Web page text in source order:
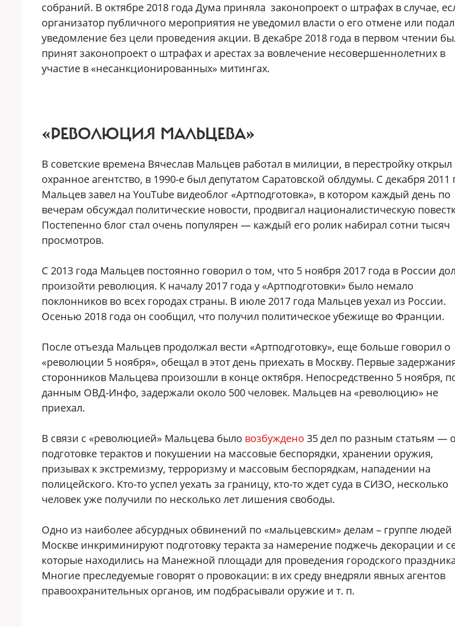
собраний. В октябре 2018 года Дума приняла законопроект о штрафах в случае,
организатор публичного мероприятия не уведомил власти о его отмене или подал
уведомление без цели проведения акции. В декабре 2018 года в первом чтении
принят законопроект о штрафах и арестах за вовлечение несовершеннолетних в
участие в «несанкционированных» митингах.
«РЕВОЛЮЦИЯ МАЛЬЦЕВА»
В советские времена Вячеслав Мальцев работал в милиции, в перестройку открыл
охранное агентство, в 1990-е был депутатом Саратовской облдумы. С декабря 2011
Мальцев завел на YouTube видеоблог «Артподготовка», в котором каждый день по
вечерам обсуждал политические новости, продвигал националистическую
Постепенно блог стал очень популярен — каждый его ролик набирал сотни тысяч
просмотров.
С 2013 года Мальцев постоянно говорил о том, что 5 ноября 2017 года в России
произойти революция. К началу 2017 года у «Артподготовки» было немало
поклонников во всех городах страны. В июле 2017 года Мальцев уехал из России.
Осенью 2018 года он сообщил, что получил политическое убежище во Франции.
После отъезда Мальцев продолжал вести «Артподготовку», еще больше говорил о
«революции 5 ноября», обещал в этот день приехать в Москву. Первые
сторонников Мальцева произошли в конце октября. Непосредственно 5 ноября,
данным ОВД-Инфо, задержали около 500 человек. Мальцев на «революцию» не
приехал.
В связи с «революцией» Мальцева было возбуждено 35 дел по разным статьям — о
подготовке терактов и покушении на массовые беспорядки, хранении оружия,
призывах к экстремизму, терроризму и массовым беспорядкам, нападении на
полицейского. Кто-то успел уехать за границу, кто-то ждет суда в СИЗО, несколько
человек уже получили по несколько лет лишения свободы.
Одно из наиболее абсурдных обвинений по «мальцевским» делам – группе людей
Москве инкриминируют подготовку теракта за намерение поджечь декорации и
которые находились на Манежной площади для проведения городского
Многие преследуемые говорят о провокации: в их среду внедряли явных агентов
правоохранительных органов, им подбрасывали оружие и т. п.